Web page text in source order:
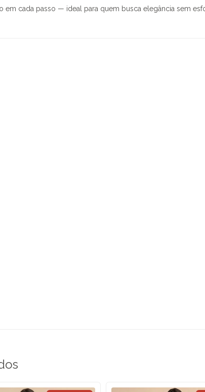
em cada passo — ideal para quem busca elegância sem